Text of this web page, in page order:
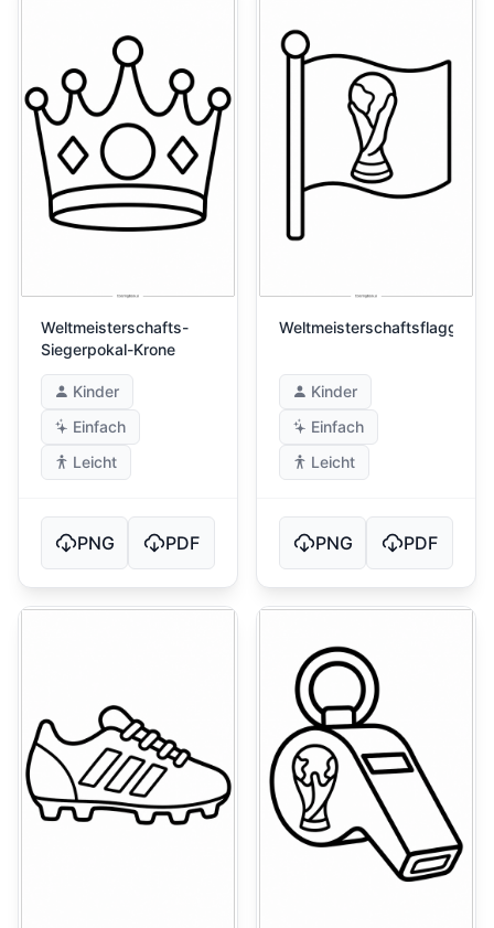
Weltmeisterschafts-
Siegerpokal-Krone
Kinder
Einfach
Leicht
PNG PDF
Weltmeisterschaftsflagge
Kinder
Einfach
Leicht
PNG PDF